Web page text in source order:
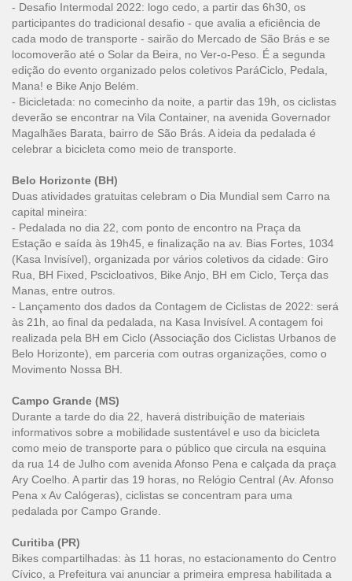
- Desafio Intermodal 2022: logo cedo, a partir das 6h30, os
participantes do tradicional desafio - que avalia a eficiência de
cada modo de transporte - sairão do Mercado de São Brás e se
locomoverão até o Solar da Beira, no Ver-o-Peso. É a segunda
edição do evento organizado pelos coletivos ParáCiclo, Pedala,
Mana! e Bike Anjo Belém.
- Bicicletada: no comecinho da noite, a partir das 19h, os ciclistas
deverão se encontrar na Vila Container, na avenida Governador
Magalhães Barata, bairro de São Brás. A ideia da pedalada é
celebrar a bicicleta como meio de transporte.
Belo Horizonte (BH)
Duas atividades gratuitas celebram o Dia Mundial sem Carro na
capital mineira:
- Pedalada no dia 22, com ponto de encontro na Praça da
Estação e saída às 19h45, e finalização na av. Bias Fortes, 1034
(Kasa Invisível), organizada por vários coletivos da cidade: Giro
Rua, BH Fixed, Pscicloativos, Bike Anjo, BH em Ciclo, Terça das
Manas, entre outros.
- Lançamento dos dados da Contagem de Ciclistas de 2022: será
às 21h, ao final da pedalada, na Kasa Invisível. A contagem foi
realizada pela BH em Ciclo (Associação dos Ciclistas Urbanos de
Belo Horizonte), em parceria com outras organizações, como o
Movimento Nossa BH.
Campo Grande (MS)
Durante a tarde do dia 22, haverá distribuição de materiais
informativos sobre a mobilidade sustentável e uso da bicicleta
como meio de transporte para o público que circula na esquina
da rua 14 de Julho com avenida Afonso Pena e calçada da praça
Ary Coelho. A partir das 19 horas, no Relógio Central (Av. Afonso
Pena x Av Calógeras), ciclistas se concentram para uma
pedalada por Campo Grande.
Curitiba (PR)
Bikes compartilhadas: às 11 horas, no estacionamento do Centro
Cívico, a Prefeitura vai anunciar a primeira empresa habilitada a